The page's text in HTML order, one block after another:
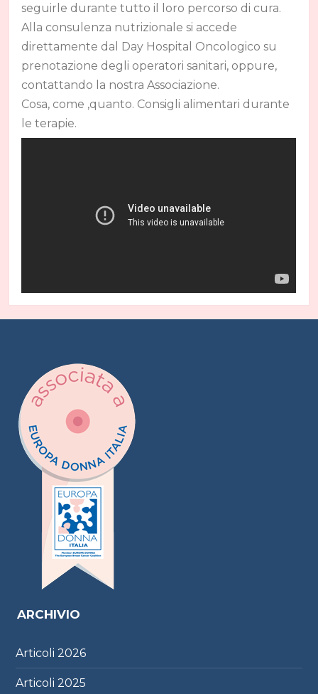
seguirle durante tutto il loro percorso di cura.
Alla consulenza nutrizionale si accede
direttamente dal Day Hospital Oncologico su
prenotazione degli operatori sanitari, oppure,
contattando la nostra Associazione.
Cosa, come ,quanto. Consigli alimentari durante
le terapie.
ARCHIVIO
Articoli2026
Articoli2025